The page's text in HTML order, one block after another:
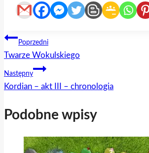
Nawigacja
wpisu
Poprzedni
Twarze Wokulskiego
Następny
Kordian – akt III – chronologia
Podobne wpisy